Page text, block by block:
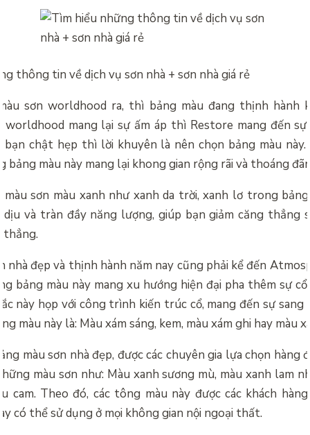
thông tin về dịch vụ sơn nhà + sơn nhà giá rẻ
sơn worldhood ra, thì bảng màu đang thịnh hành
worldhood mang lại sự ấm áp thì Restore mang đến
bạn chật hẹp thì lời khuyên là nên chọn bảng màu này.
bảng màu này mang lại khong gian rộng rãi và thoáng
màu sơn màu xanh như xanh da trời, xanh lơ trong
dịu và tràn đầy năng lượng, giúp bạn giảm căng thẳng
thẳng.
nhà đẹp và thịnh hành năm nay cũng phải kể đến
bảng màu này mang xu hướng hiện đại pha thêm sự cổ
này họp với công trình kiến trúc cổ, mang đến sự
màu này là: Màu xám sáng, kem, màu xám ghi hay màu
màu sơn nhà đẹp, được các chuyên gia lựa chọn hàng
màu sơn như: Màu xanh sương mù, màu xanh lam
cam. Theo đó, các tông màu này được các khách
có thể sử dụng ở mọi không gian nội ngoại thất.